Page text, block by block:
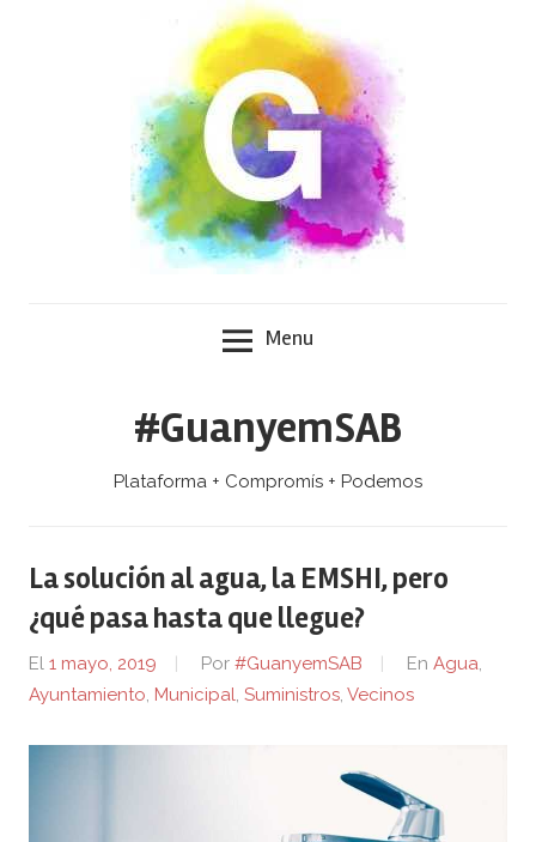
Menu
#GuanyemSAB
Plataforma + Compromís + Podemos
La solución al agua, la EMSHI, pero
¿qué pasa hasta que llegue?
El 1 mayo, 2019 Por #GuanyemSAB En Agua,
Ayuntamiento, Municipal, Suministros, Vecinos